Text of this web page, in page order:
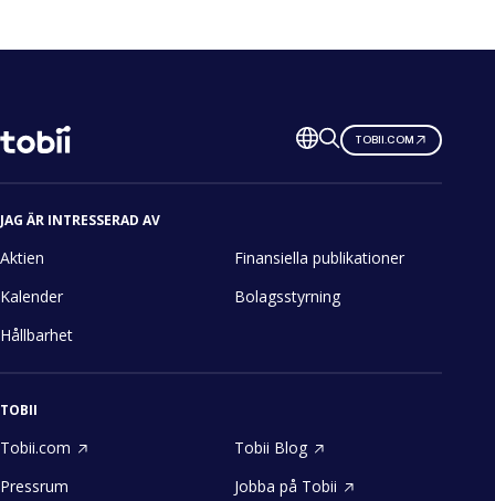
Ändra
språk
TOBII.COM
JAG ÄR INTRESSERAD AV
Aktien
Finansiella publikationer
Kalender
Bolagsstyrning
Hållbarhet
TOBII
Tobii.com
Tobii Blog
Pressrum
Jobba på Tobii